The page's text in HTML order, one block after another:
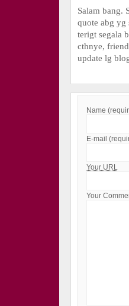
Salam bang.
quote abg yg
terigt segala
cthnye,
update lg
Name
E-mail
Your URL
Your